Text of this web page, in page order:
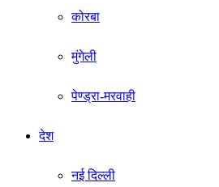
कोरबा
मुंगेली
पेण्ड्रा-मरवाही
देश
नई दिल्ली